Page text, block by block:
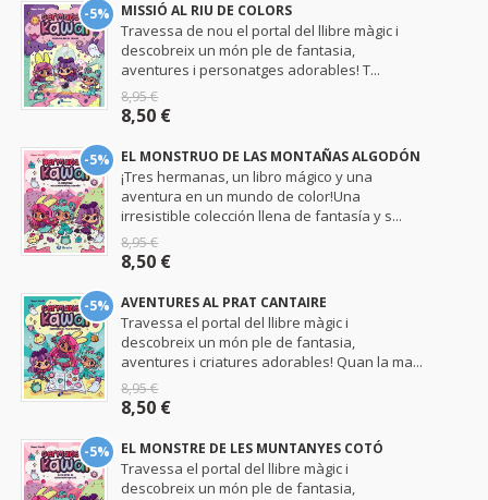
-5% MISSIÓ AL RIU DE COLORS
Travessa de nou el portal del llibre màgic i
descobreix un món ple de fantasia,
aventures i personatges adorables! T...
8,95 €
8,50 €
-5% EL MONSTRUO DE LAS MONTAÑAS ALGODÓN
¡Tres hermanas, un libro mágico y una
aventura en un mundo de color!Una
irresistible colección llena de fantasía y s...
8,95 €
8,50 €
-5% AVENTURES AL PRAT CANTAIRE
Travessa el portal del llibre màgic i
descobreix un món ple de fantasia,
aventures i criatures adorables! Quan la ma...
8,95 €
8,50 €
-5% EL MONSTRE DE LES MUNTANYES COTÓ
Travessa el portal del llibre màgic i
descobreix un món ple de fantasia,